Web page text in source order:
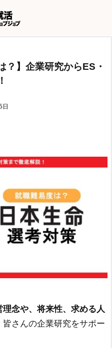
？】企業研究からES・
理念や、将来性、求める人
さんの企業研究をサポー